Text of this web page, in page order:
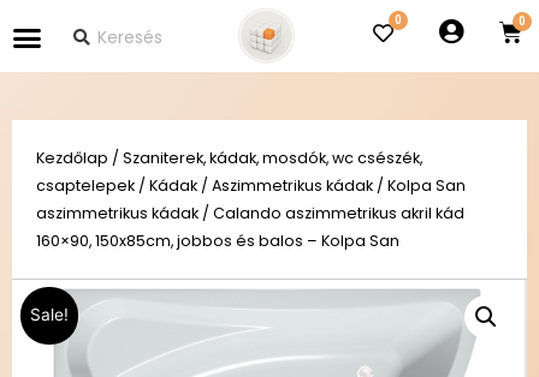
0
Kezdőlap / Szaniterek, kádak, mosdók, wc csészék,
csaptelepek / Kádak / Aszimmetrikus kádak / Kolpa San
aszimmetrikus kádak / Calando aszimmetrikus akril kád
160×90, 150x85cm, jobbos és balos – Kolpa San
Sale!